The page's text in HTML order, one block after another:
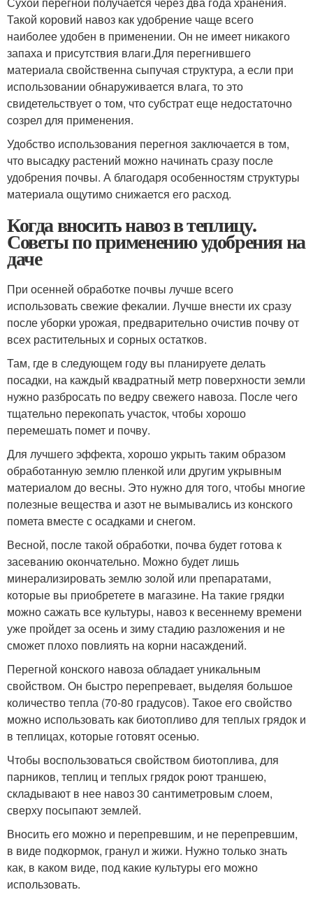
Такой коровий навоз как удобрение чаще всего
наиболее удобен в применении. Он не имеет никакого
запаха и присутствия влаги.Для перегнившего
материала свойственна сыпучая структура, а если при
использовании обнаруживается влага, то это
свидетельствует о том, что субстрат еще недостаточно
созрел для применения.
Удобство использования перегноя заключается в том,
что высадку растений можно начинать сразу после
удобрения почвы. А благодаря особенностям структуры
материала ощутимо снижается его расход.
Когда вносить навоз в теплицу.
Советы по применению удобрения на
даче
При осенней обработке почвы лучше всего
использовать свежие фекалии. Лучше внести их сразу
после уборки урожая, предварительно очистив почву от
всех растительных и сорных остатков.
Там, где в следующем году вы планируете делать
посадки, на каждый квадратный метр поверхности земли
нужно разбросать по ведру свежего навоза. После чего
тщательно перекопать участок, чтобы хорошо
перемешать помет и почву.
Для лучшего эффекта, хорошо укрыть таким образом
обработанную землю пленкой или другим укрывным
материалом до весны. Это нужно для того, чтобы многие
полезные вещества и азот не вымывались из конского
помета вместе с осадками и снегом.
Весной, после такой обработки, почва будет готова к
засеванию окончательно. Можно будет лишь
минерализировать землю золой или препаратами,
которые вы приобретете в магазине. На такие грядки
можно сажать все культуры, навоз к весеннему времени
уже пройдет за осень и зиму стадию разложения и не
сможет плохо повлиять на корни насаждений.
Перегной конского навоза обладает уникальным
свойством. Он быстро перепревает, выделяя большое
количество тепла (70-80 градусов). Такое его свойство
можно использовать как биотопливо для теплых грядок и
в теплицах, которые готовят осенью.
Чтобы воспользоваться свойством биотоплива, для
парников, теплиц и теплых грядок роют траншею,
складывают в нее навоз 30 сантиметровым слоем,
сверху посыпают землей.
Вносить его можно и перепревшим, и не перепревшим,
в виде подкормок, гранул и жижи. Нужно только знать
как, в каком виде, под какие культуры его можно
использовать.